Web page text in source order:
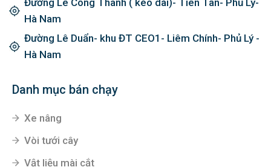
0979.311.468
Đại Cương- Kim Bảng- Hà Nam
Liêm Chính- Phủ Lý- Hà Nam
Hà Nam
Đường Lê Duẩn- khu ĐT CEO1- Liêm Chính- Phủ Lý -